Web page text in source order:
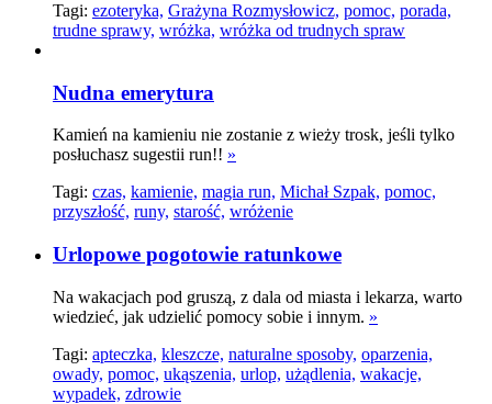
Tagi: ezoteryka, Grażyna Rozmysłowicz, pomoc, porada,
trudne sprawy, wróżka, wróżka od trudnych spraw
Nudna emerytura
Kamień na kamieniu nie zostanie z wieży trosk, jeśli tylko
posłuchasz sugestii run!! »
Tagi: czas, kamienie, magia run, Michał Szpak, pomoc,
przyszłość, runy, starość, wróżenie
Urlopowe pogotowie ratunkowe
Na wakacjach pod gruszą, z dala od miasta i lekarza, warto
wiedzieć, jak udzielić pomocy sobie i innym. »
Tagi: apteczka, kleszcze, naturalne sposoby, oparzenia,
owady, pomoc, ukąszenia, urlop, użądlenia, wakacje,
wypadek, zdrowie